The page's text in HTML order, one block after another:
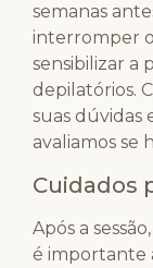
semanas
interromper
sensibilizar a
depilatórios.
suas dúvidas
avaliamos se
Cuidados
Após a
é importante